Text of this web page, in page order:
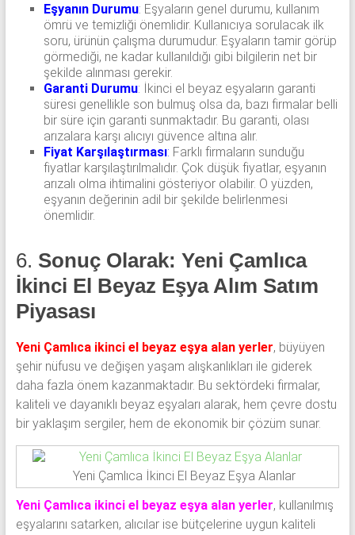
Eşyanın Durumu: Eşyaların genel durumu, kullanım
ömrü ve temizliği önemlidir. Kullanıcıya sorulacak ilk
soru, ürünün çalışma durumudur. Eşyaların tamir görüp
görmediği, ne kadar kullanıldığı gibi bilgilerin net bir
şekilde alınması gerekir.
Garanti Durumu: İkinci el beyaz eşyaların garanti
süresi genellikle son bulmuş olsa da, bazı firmalar belli
bir süre için garanti sunmaktadır. Bu garanti, olası
arızalara karşı alıcıyı güvence altına alır.
Fiyat Karşılaştırması: Farklı firmaların sunduğu
fiyatlar karşılaştırılmalıdır. Çok düşük fiyatlar, eşyanın
arızalı olma ihtimalini gösteriyor olabilir. O yüzden,
eşyanın değerinin adil bir şekilde belirlenmesi
önemlidir.
6. Sonuç Olarak: Yeni Çamlıca
İkinci El Beyaz Eşya Alım Satım
Piyasası
Yeni Çamlıca ikinci el beyaz eşya alan yerler, büyüyen
şehir nüfusu ve değişen yaşam alışkanlıkları ile giderek
daha fazla önem kazanmaktadır. Bu sektördeki firmalar,
kaliteli ve dayanıklı beyaz eşyaları alarak, hem çevre dostu
bir yaklaşım sergiler, hem de ekonomik bir çözüm sunar.
Yeni Çamlıca İkinci El Beyaz Eşya Alanlar
Yeni Çamlıca ikinci el beyaz eşya alan yerler, kullanılmış
eşyalarını satarken, alıcılar ise bütçelerine uygun kaliteli